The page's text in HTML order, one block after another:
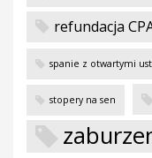
refundacja
spanie z otwartymi
stopery na sen